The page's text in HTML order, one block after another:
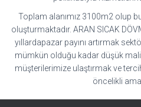
Toplam alanımız 3100m2 olup
oluşturmaktadır. ARAN SICAK
yıllardapazar payını artırmak
mümkün olduğu kadar düşük
müşterilerimize ulaştırmak ve
öncelikli